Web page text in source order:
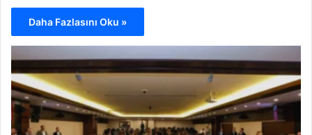
Daha Fazlasını Oku »